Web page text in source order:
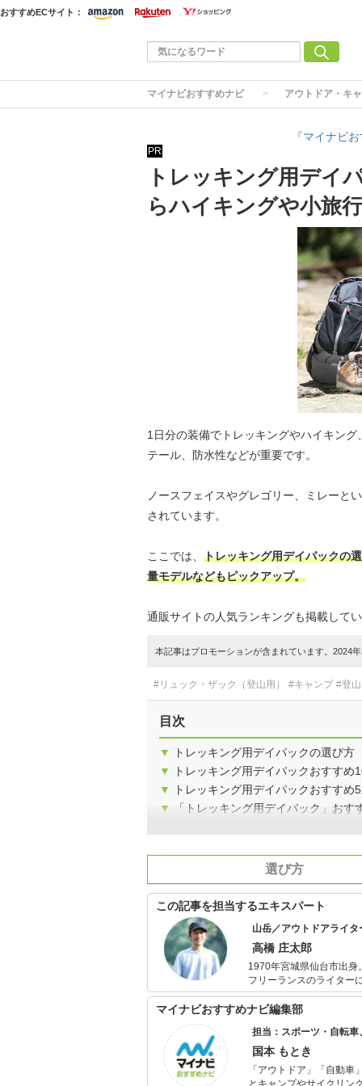
おすすめECサイト：
マイナビおすすめナビ アウトドア・キ
『マイナビ
PR
トレッキング用デイ
らハイキングや小旅
1日分の装備でトレッキングやハイキン
テール、防水性などが重要です。
ノースフェイスやグレゴリー、ミレーと
されています。
ここでは、 トレッキング用デイパックの
量モデルなどもピックアップ。
通販サイトの人気ランキングも掲載して
本記事はプロモーションが含まれています。2024
#リュック・ザック（登山用） #キャンプ #登
目次
▼
トレッキング用デイパックの選び方
▼
トレッキング用デイパックおすすめ
▼
トレッキング用デイパックおすすめ
▼
「トレッキング用デイパック」おす
選び方
この記事を担当するエキスパート
山岳／アウトドアライ
高橋 庄太郎
1970年宮城県仙台市出身。
フリーランスのライター
本』（山と渓谷社）など
ドアメーカー各社とのコ
マイナビおすすめナビ編集部
担当：スポーツ・自転
国本 もとき
「アウトドア」「自動
とキャンプやサイクリン